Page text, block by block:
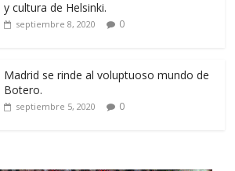
y cultura de Helsinki.
septiembre 8, 2020 0
Madrid se rinde al voluptuoso mundo de
Botero.
septiembre 5, 2020 0